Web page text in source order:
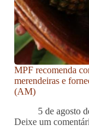
MPF recomenda
merendeiras e
(AM)
5 de agosto
Deixe um